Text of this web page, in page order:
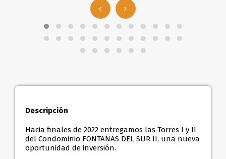
‹ ›
Descripción
Hacia finales de 2022 entregamos las Torres I y II
del Condominio FONTANAS DEL SUR II, una nueva
oportunidad de inversión.